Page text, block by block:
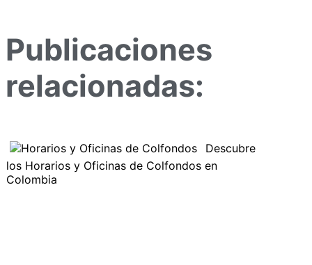
Publicaciones
relacionadas:
Descubre
los Horarios y Oficinas de Colfondos en
Colombia